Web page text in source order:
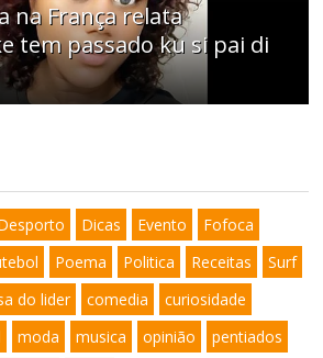
na França relata
tem passado ku si pai di
Dicas Evento
Fofoca
Poema Politica Receitas
Surf
do lider comedia
curiosidade
moda musica opinião
pentiados